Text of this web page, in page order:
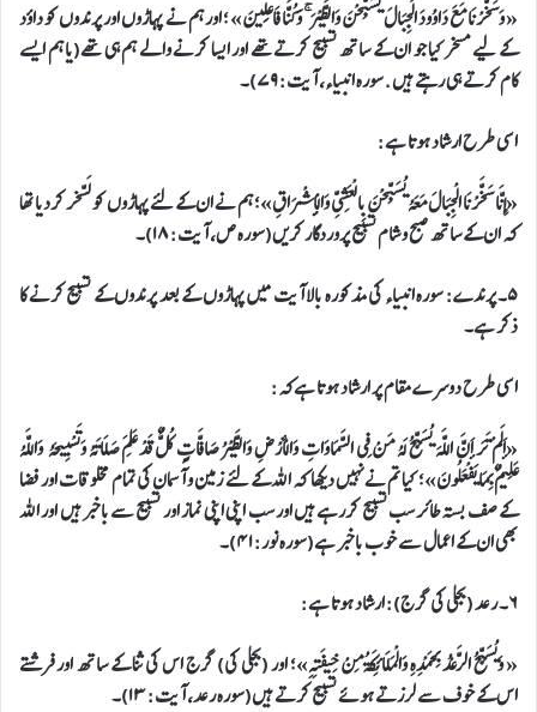
« وَسَخَّرْنَا مَعَ دَاوُودَ الْجِبَالَ يُسَبِّحْنَ وَالطَّيْرَ ۚ وَكُنَّا فَاعِلِينَ» ؛ اور ہم نے پہاڑوں اور پرندوں کو داؤد
کے لیے مسخر کیا جو ان کے ساتھ تسبیح کرتے تھے اور ایسا کرنے والے ہم ہی تھے(یا ہم ایسے
کام کرتے ہی رہتے ہیں. سورہ انبیاء، آیت: ۷۹)۔
اسی طرح ارشاد ہوتا ہے:
«إِنَّا سَخَّرْنَا الْجِبَالَ مَعَهُ يُسَبِّحْنَ بِالْعَشِيِّ وَالْإِشْرَاقِ»؛ ہم نے ان کے لئے پہاڑوں کو لَسّخر کردیا تھا
کہ ان کے ساتھ صبح و شام تسبیح پروردگار کریں(سورہ ص، آیت: ۱۸)۔
۵۔ پرندے: سورہ انبیاء کی مذکورہ بالا آیت میں پہاڑوں کے بعد پرندوں کے تسبیح کرنے کا
ذکر ہے۔
اسی طرح دوسرے مقام پر ارشاد ہوتا ہےکہ:
«أَلَمْ تَرَ أَنَّ اللَّهَ يُسَبِّحُ لَهُ مَنْ فِي السَّمَاوَاتِ وَالْأَرْضِ وَالطَّيْرُ صَافَّاتٍ كُلٌّ قَدْ عَلِمَ صَلَاتَهُ وَتَسْبِيحَهُ وَاللَّهُ
عَلِيمٌ بِمَا يَفْعَلُونَ»؛ کیا تم نے نہیں دیکھا کہ اللہ کے لئے زمین و آسمان کی تمام مخلوقات اور فضا
کے صف بستہ طائر سب تسبیح کررہے ہیں اور سب اپنی اپنی نماز اور تسبیح سے باخبر ہیں اور اللہ
بھی ان کے اعمال سے خوب باخبر ہے(سوره نور: ۴۱)۔
۶۔ رعد (بجلی کی گرج): ارشاد ہوتا ہے:
« وَيُسَبِّحُ الرَّعْدُ بِحَمْدِهِ وَالْمَلَائِكَةُ مِنْ خِيفَتِهِ»؛ اور (بجلی کی) گرج اس کی ثنا کے ساتھ اور فرشتے
اس کے خوف سے لرزتے ہوئے تسبیح کرتے ہیں(سوره رعد، آیت: ۱۳)۔